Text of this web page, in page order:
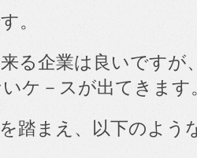
。
る企業は良いですが
ケ－スが出てきます
踏まえ、以下のよう